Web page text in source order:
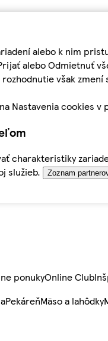
alebo k nim
alebo Odmietnuť
však
Nastavenia cookies v
charakteristiky
služieb.
Zoznam
ponukyOnline Club
PekáreňMäso a lahôdky